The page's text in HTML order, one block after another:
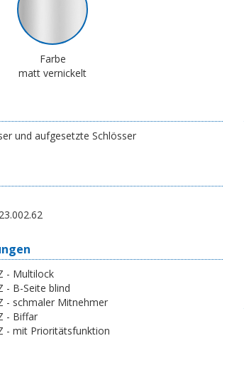
Farbe
matt vernickelt
und aufgesetzte Schlösser
- Multilock
- B-Seite blind
- schmaler Mitnehmer
- Biffar
- mit Prioritätsfunktion